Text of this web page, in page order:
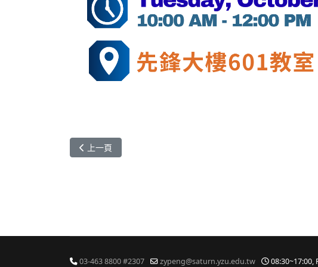
上一篇文章: 轉知-[活動訊息]國立臺北科技大學 - 114-1學期
上一頁
03-463 8800 #2307 zypeng@saturn.yzu.edu.tw 08:30~17:00,